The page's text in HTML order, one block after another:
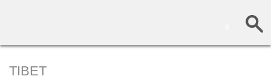
TIBET